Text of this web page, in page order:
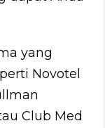
yang
Novotel
Club Med